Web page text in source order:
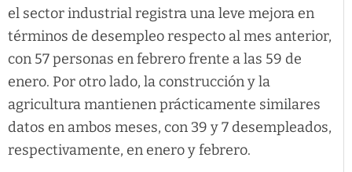
el sector industrial registra una leve mejora en
términos de desempleo respecto al mes anterior,
con 57 personas en febrero frente a las 59 de
enero. Por otro lado, la construcción y la
agricultura mantienen prácticamente similares
datos en ambos meses, con 39 y 7 desempleados,
respectivamente, en enero y febrero.